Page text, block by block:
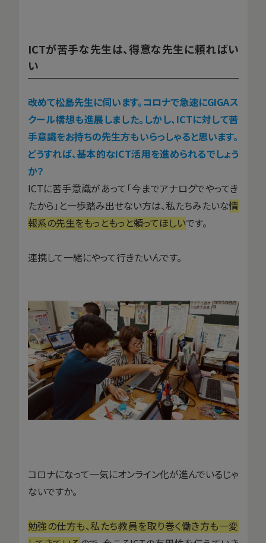
ICTが苦手な先生は、得意な先生に頼ればい
い
――改めて松島先生に伺います。コロナで急速にGIGAス
クール構想も進展しました。しかし、ICTに対して苦
手意識をお持ちの先生方もいらっしゃると思います。
どうすれば、基本的なICT活用を進められるでしょう
か？
ICTに苦手意識があって「今までアナログでやってき
たから」と一歩踏み出せない方は、私たちみたいな情
報系の先生をもっともっと頼ってほしいです。
連携して一緒にやって行きたいんです。
コロナになって一気にオンライン化が進んでいるじゃ
ないですか。
勉強の仕方も、私たち教員を取り巻く働き方も一変